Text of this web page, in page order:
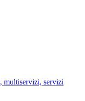
multiservizi, servizi